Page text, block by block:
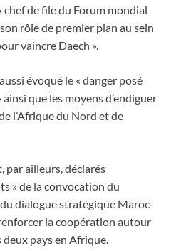
chef de file du Forum mondial
rôle de premier plan au sein
vaincre Daech ».
évoqué le « danger posé
que les moyens d’endiguer
l’Afrique du Nord et de
par ailleurs, déclarés
» de la convocation du
dialogue stratégique Maroc-
la coopération autour
pays en Afrique.